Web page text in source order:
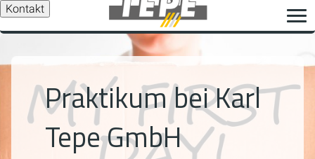
Kontakt
Praktikum bei Karl
Tepe GmbH